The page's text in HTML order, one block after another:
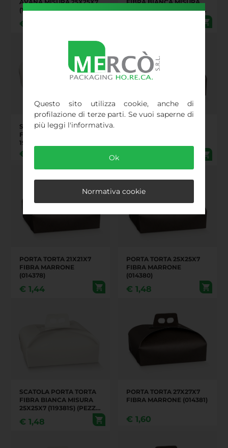
Questo sito utilizza cookie, anche di
profilazione di terze parti. Se vuoi saperne di
più leggi l'informativa.
Ok
Normativa cookie
AVANA MISURA 25X25X7
(139055S) (PEZZI 100 IN
€
FIBRA BIANCA MISURA
21X21X7 (119379S) (PEZZI
SCATOLA PORTA TORTA
FIBRA BIANCA MISURA
19X19X7 (119378S) (PEZZI
100 IN UN CARTONE)
€
PORTA TORTA 21X21X7
FIBRA MARRONE
(014378)
€ 1,44
PORTA TORTA 25X25X7
FIBRA MARRONE
(014380)
€ 1,48
SCATOLA PORTA TORTA
FIBRA BIANCA MISURA
25X25X7 (119381S) (PEZZI
€ 1,48
PORTA TORTA 27X27X7
FIBRA MARRONE (014381)
€ 1,60